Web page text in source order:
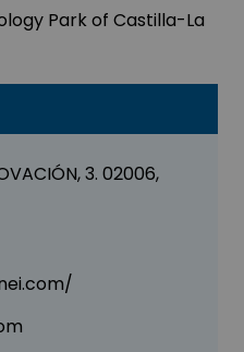
3. 02006,
Park of Castilla-La